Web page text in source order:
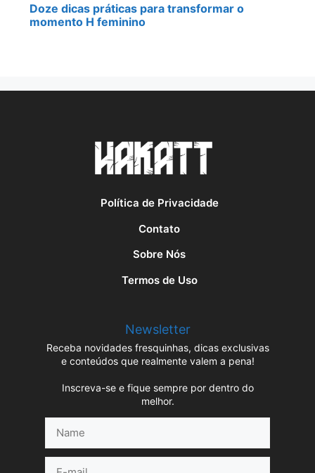
Doze dicas práticas para transformar o
momento H feminino
Política de Privacidade
Contato
Sobre Nós
Termos de Uso
Newsletter
Receba novidades fresquinhas, dicas exclusivas
e conteúdos que realmente valem a pena!
Inscreva-se e fique sempre por dentro do
melhor.